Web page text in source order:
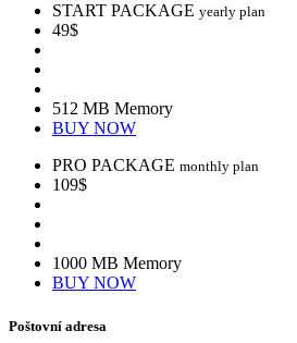
START PACKAGE yearly plan
49$
512 MB Memory
BUY NOW
PRO PACKAGE monthly plan
109$
1000 MB Memory
BUY NOW
Poštovní adresa